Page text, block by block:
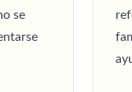
se